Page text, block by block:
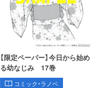
【限定ペーパー】今日から始め
る幼なじみ 17巻
コミック・ラノベ